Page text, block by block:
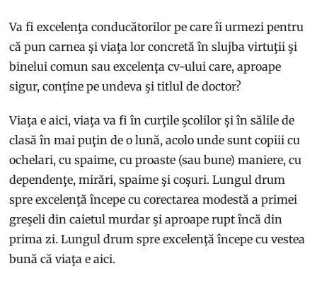
Va fi excelenţa conducătorilor pe care îi urmezi pentru
că pun carnea şi viaţa lor concretă în slujba virtuţii şi
binelui comun sau excelenţa cv-ului care, aproape
sigur, conţine pe undeva şi titlul de doctor?
Viaţa e aici, viaţa va fi în curţile şcolilor şi în sălile de
clasă în mai puţin de o lună, acolo unde sunt copiii cu
ochelari, cu spaime, cu proaste (sau bune) maniere, cu
dependenţe, mirări, spaime şi coşuri. Lungul drum
spre excelenţă începe cu corectarea modestă a primei
greşeli din caietul murdar şi aproape rupt încă din
prima zi. Lungul drum spre excelenţă începe cu vestea
bună că viaţa e aici.